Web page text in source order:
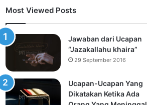
Most Viewed Posts
Jawaban dari Ucapan
“Jazakallahu khaira”
29 September 2016
Ucapan-Ucapan Yang
Dikatakan Ketika Ada